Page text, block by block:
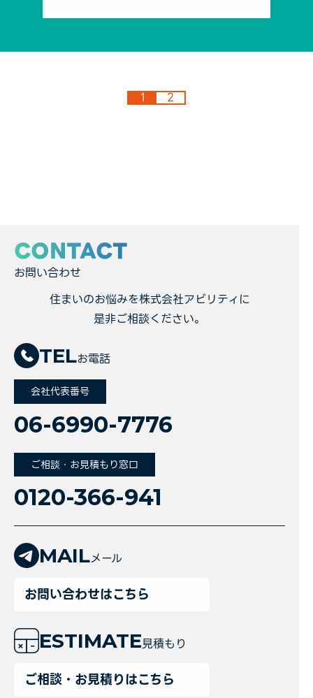
1 2
CONTACT
お問い合わせ
住まいのお悩みを株式会社アビリティに
是非ご相談ください。
TELお電話
会社代表番号
06-6990-7776
ご相談・お見積もり窓口
0120-366-941
MAILメール
お問い合わせはこちら
ESTIMATE見積もり
ご相談・お見積りはこちら